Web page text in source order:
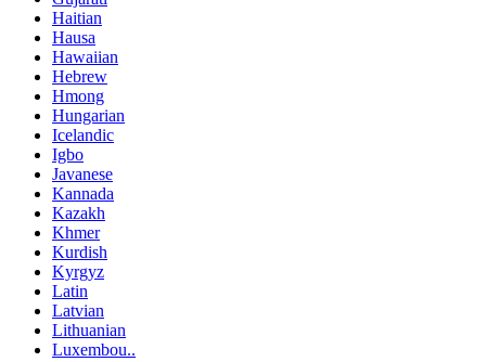
Haitian
Hausa
Hawaiian
Hebrew
Hmong
Hungarian
Icelandic
Igbo
Javanese
Kannada
Kazakh
Khmer
Kurdish
Kyrgyz
Latin
Latvian
Lithuanian
Luxembou..